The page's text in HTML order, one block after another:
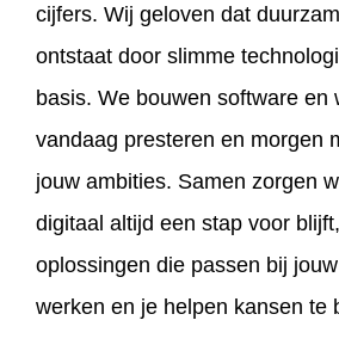
cijfers. Wij geloven dat
ontstaat door slimme
basis. We bouwen software en
vandaag presteren en morgen
jouw ambities. Samen zorgen
digitaal altijd een stap voor
oplossingen die passen bij
werken en je helpen kansen te